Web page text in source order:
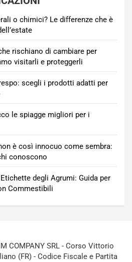
o chimici? Le differenze che è
rischiano di cambiare per
visitarli e proteggerli
scegli i prodotti adatti per
le spiagge migliori per i
è così innocuo come sembra:
conoscono
degli Agrumi: Guida per
Commestibili
COMPANY SRL - Corso Vittorio
(FR) - Codice Fiscale e Partita